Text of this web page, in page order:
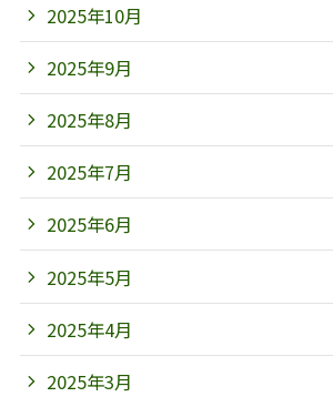
2025年10月
2025年9月
2025年8月
2025年7月
2025年6月
2025年5月
2025年4月
2025年3月